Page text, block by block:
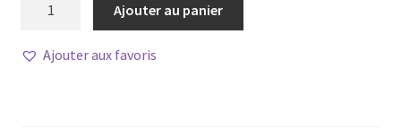
Gui
Ajouter au panier
Ajouter aux favoris